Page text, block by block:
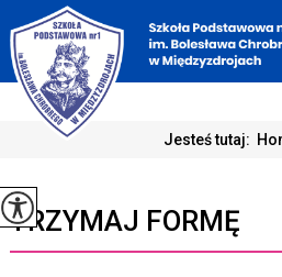
Jesteś tutaj:
TRZYMAJ FORMĘ